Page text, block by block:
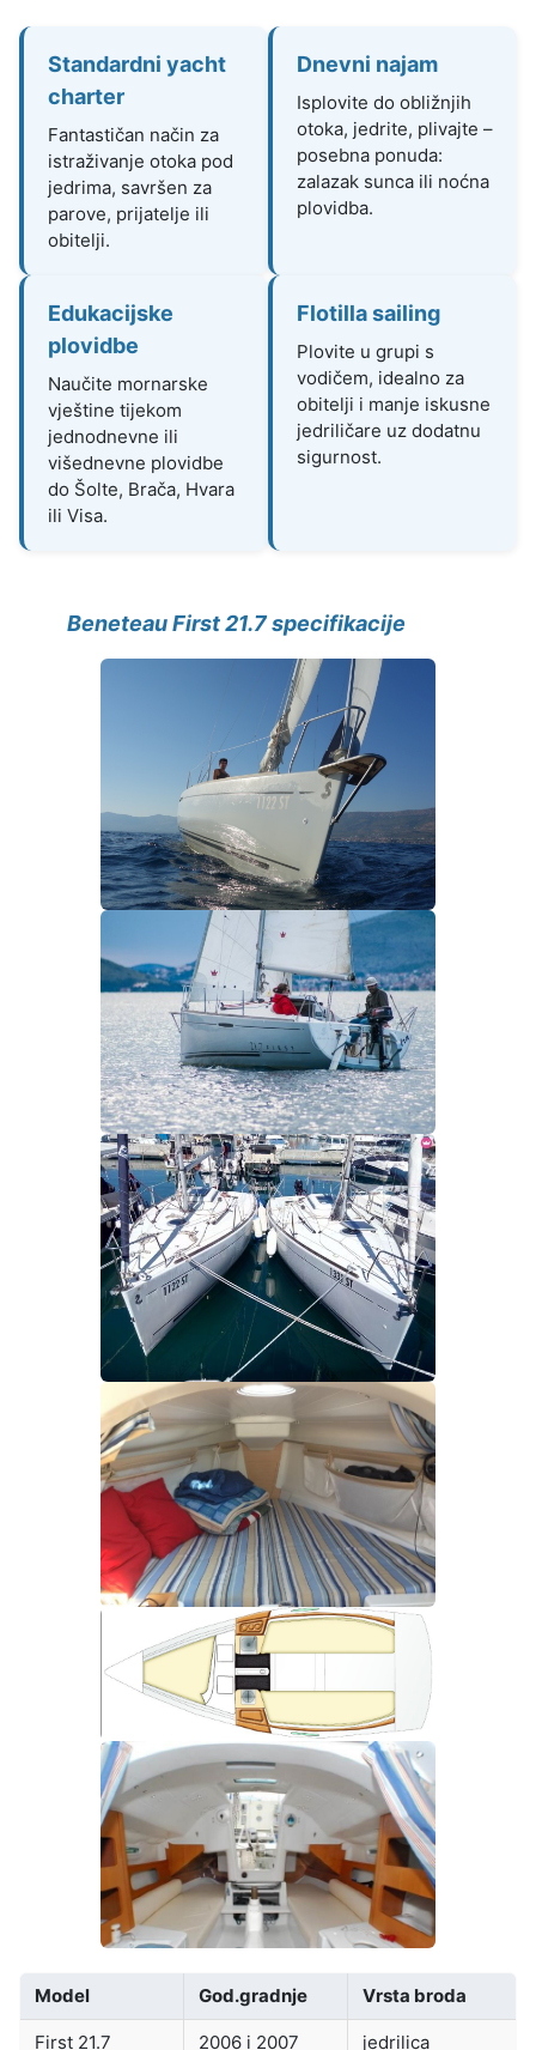
Standardni yacht
charter
Fantastičan način za
istraživanje otoka pod
jedrima, savršen za
parove, prijatelje ili
obitelji.
Dnevni najam
Isplovite do obližnjih
otoka, jedrite, plivajte –
posebna ponuda:
zalazak sunca ili noćna
plovidba.
Edukacijske
plovidbe
Naučite mornarske
vještine tijekom
jednodnevne ili
višednevne plovidbe
do Šolte, Brača, Hvara
ili Visa.
Flotilla sailing
Plovite u grupi s
vodičem, idealno za
obitelji i manje iskusne
jedriličare uz dodatnu
sigurnost.
Beneteau First 21.7 specifikacije
Model God.gradnje Vrsta broda
First 21.7 2006 i 2007 jedrilica